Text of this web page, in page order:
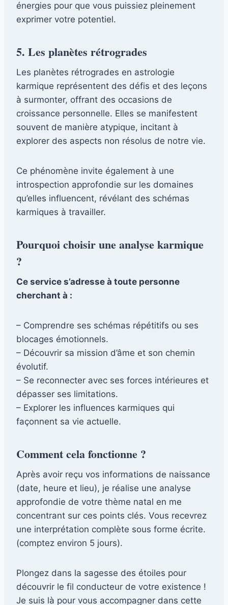
énergies pour que vous puissiez pleinement
exprimer votre potentiel.
5. Les planètes rétrogrades
Les planètes rétrogrades en astrologie
karmique représentent des défis et des leçons
à surmonter, offrant des occasions de
croissance personnelle. Elles se manifestent
souvent de manière atypique, incitant à
explorer des aspects non résolus de notre vie.
Ce phénomène invite également à une
introspection approfondie sur les domaines
qu’elles influencent, révélant des schémas
karmiques à travailler.
Pourquoi choisir une analyse karmique
?
Ce service s’adresse à toute personne
cherchant à :
– Comprendre ses schémas répétitifs ou ses
blocages émotionnels.
– Découvrir sa mission d’âme et son chemin
évolutif.
– Se reconnecter avec ses forces intérieures et
dépasser ses limitations.
– Explorer les influences karmiques qui
façonnent sa vie actuelle.
Comment cela fonctionne ?
Après avoir reçu vos informations de naissance
(date, heure et lieu), je réalise une analyse
approfondie de votre thème natal en me
concentrant sur ces points clés. Vous recevrez
une interprétation complète sous forme écrite.
(comptez environ 5 jours).
Plongez dans la sagesse des étoiles pour
découvrir le fil conducteur de votre existence !
Je suis là pour vous accompagner dans cette